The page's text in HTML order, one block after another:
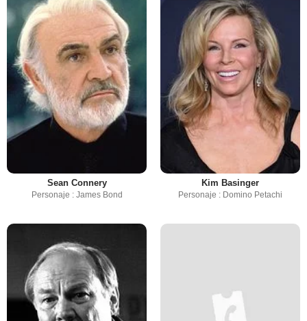
Sean Connery
Personaje : James Bond
Kim Basinger
Personaje : Domino Petachi